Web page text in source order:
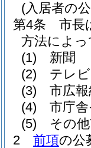
(入居者の
第4条
市長
方法によ
(1)
新聞
(2)
テレ
(3)
市広
(4)
市庁
(5)
その
2
前項の公